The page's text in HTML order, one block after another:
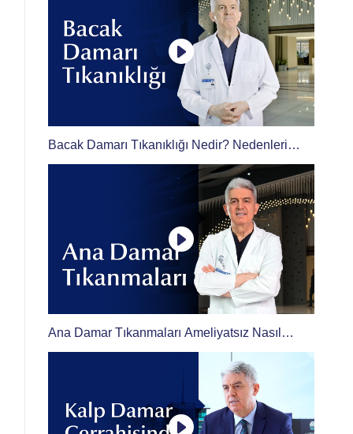
Bacak Damarı Tıkanıklığı Nedir? Nedenleri
Nelerdir?
Ana Damar Tıkanmaları Ameliyatsız Nasıl
Tedavi Edilir?